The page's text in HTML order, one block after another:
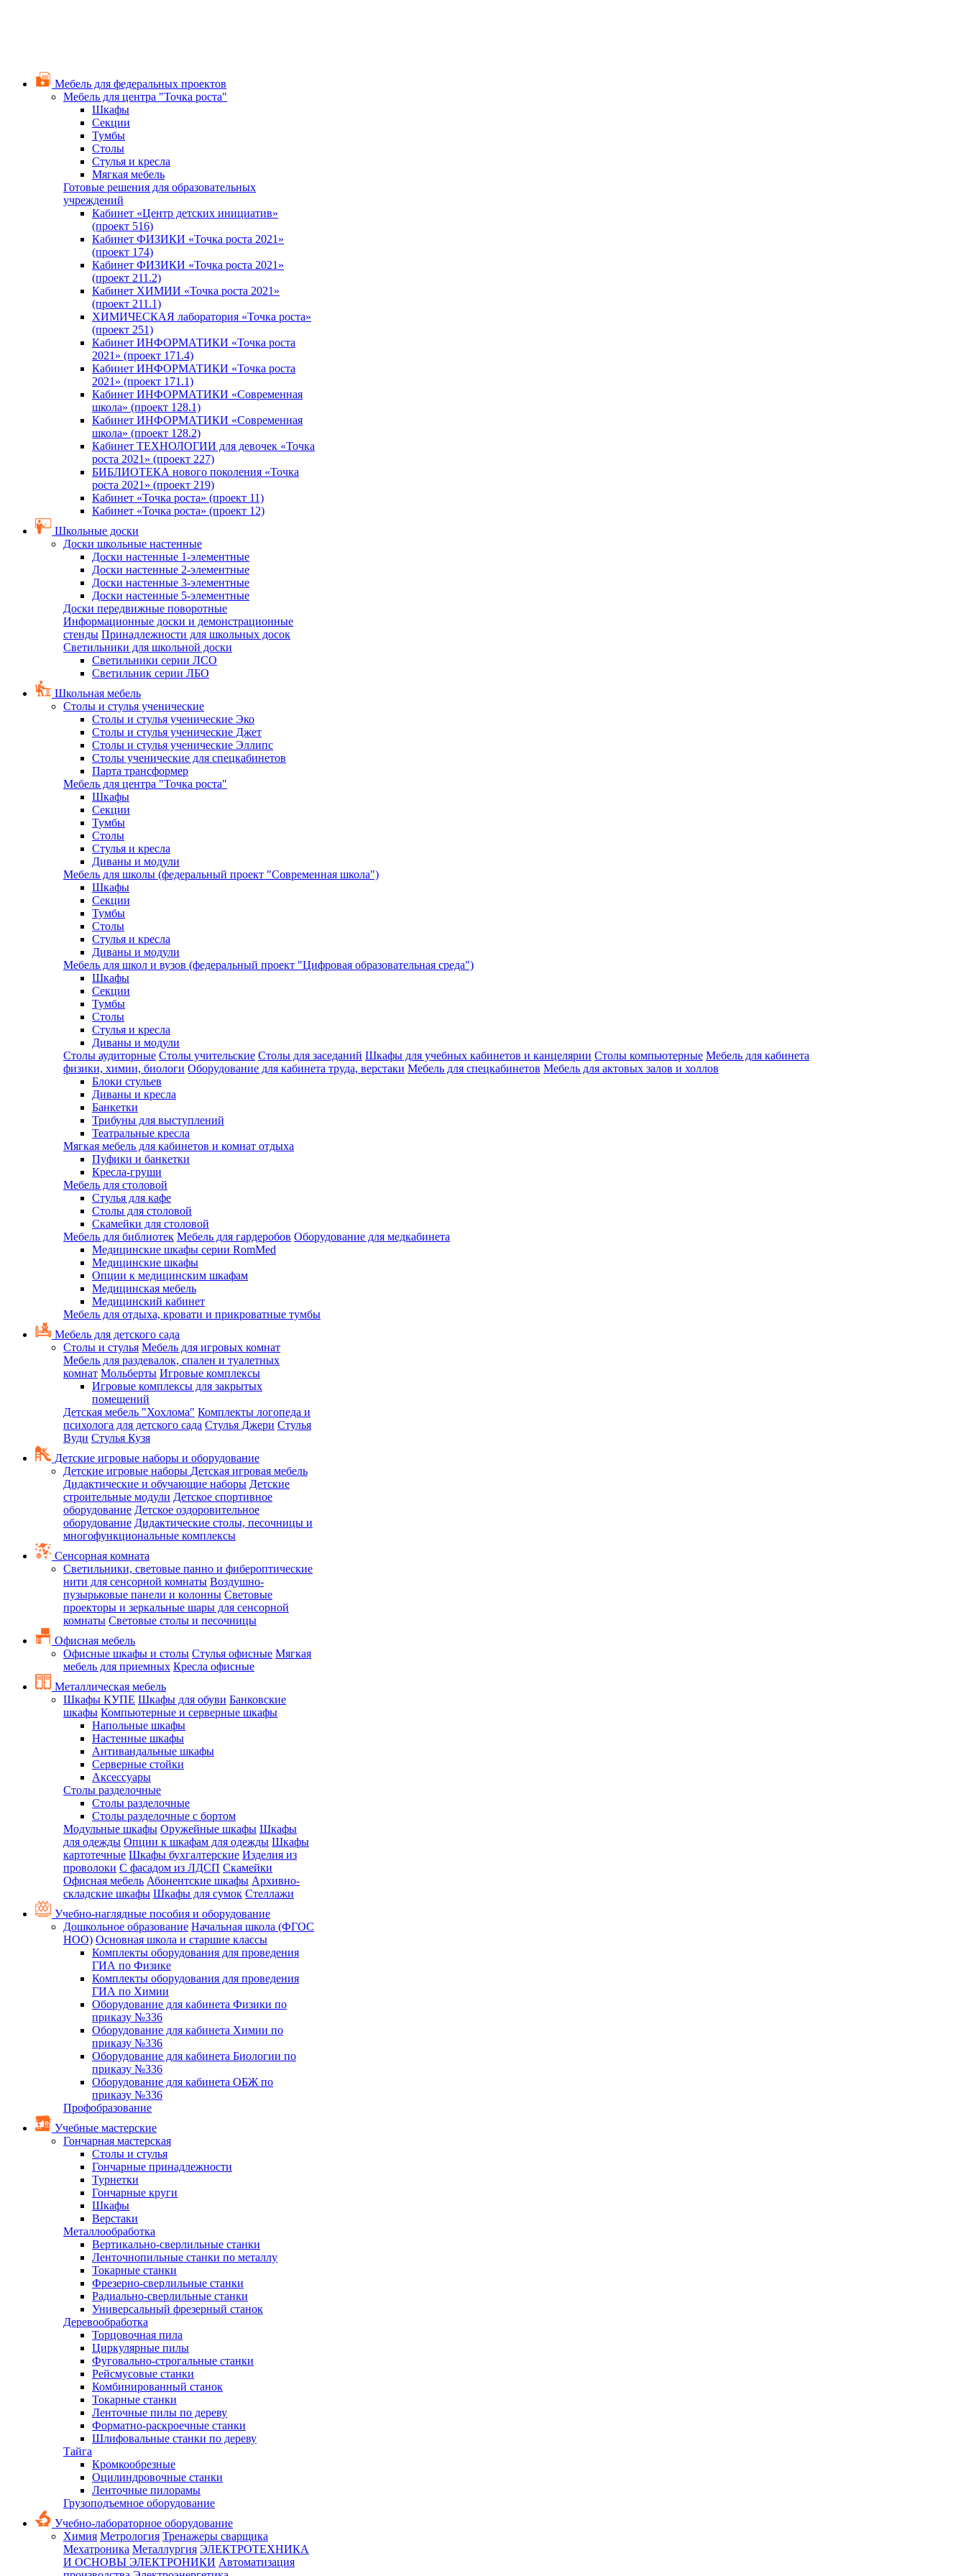
Мебель для федеральных проектов
Мебель для центра "Точка роста"
Шкафы
Секции
Тумбы
Столы
Стулья и кресла
Мягкая мебель
Готовые решения для образовательных
учреждений
Кабинет «Центр детских инициатив»
(проект 516)
Кабинет ФИЗИКИ «Точка роста 2021»
(проект 174)
Кабинет ФИЗИКИ «Точка роста 2021»
(проект 211.2)
Кабинет ХИМИИ «Точка роста 2021»
(проект 211.1)
ХИМИЧЕСКАЯ лаборатория «Точка роста»
(проект 251)
Кабинет ИНФОРМАТИКИ «Точка роста
2021» (проект 171.4)
Кабинет ИНФОРМАТИКИ «Точка роста
2021» (проект 171.1)
Кабинет ИНФОРМАТИКИ «Современная
школа» (проект 128.1)
Кабинет ИНФОРМАТИКИ «Современная
школа» (проект 128.2)
Кабинет ТЕХНОЛОГИИ для девочек «Точка
роста 2021» (проект 227)
БИБЛИОТЕКА нового поколения «Точка
роста 2021» (проект 219)
Кабинет «Точка роста» (проект 11)
Кабинет «Точка роста» (проект 12)
Школьные доски
Доски школьные настенные
Доски настенные 1-элементные
Доски настенные 2-элементные
Доски настенные 3-элементные
Доски настенные 5-элементные
Доски передвижные поворотные
Информационные доски и демонстрационные
стенды Принадлежности для школьных досок
Светильники для школьной доски
Светильники серии ЛСО
Светильник серии ЛБО
Школьная мебель
Столы и стулья ученические
Столы и стулья ученические Эко
Столы и стулья ученические Джет
Столы и стулья ученические Эллипс
Столы ученические для спецкабинетов
Парта трансформер
Мебель для центра "Точка роста"
Шкафы
Секции
Тумбы
Столы
Стулья и кресла
Диваны и модули
Мебель для школы (федеральный проект "Современная школа")
Шкафы
Секции
Тумбы
Столы
Стулья и кресла
Диваны и модули
Мебель для школ и вузов (федеральный проект "Цифровая образовательная среда")
Шкафы
Секции
Тумбы
Столы
Стулья и кресла
Диваны и модули
Столы аудиторные Столы учительские Столы для заседаний Шкафы для учебных кабинетов и канцелярии Столы компьютерные Мебель для кабинета
физики, химии, биологи Оборудование для кабинета труда, верстаки Мебель для спецкабинетов Мебель для актовых залов и холлов
Блоки стульев
Диваны и кресла
Банкетки
Трибуны для выступлений
Театральные кресла
Мягкая мебель для кабинетов и комнат отдыха
Пуфики и банкетки
Кресла-груши
Мебель для столовой
Cтулья для кафе
Cтолы для столовой
Скамейки для столовой
Мебель для библиотек Мебель для гардеробов Оборудование для медкабинета
Медицинские шкафы серии RomMed
Медицинские шкафы
Опции к медицинским шкафам
Медицинская мебель
Медицинский кабинет
Мебель для отдыха, кровати и прикроватные тумбы
Мебель для детского сада
Столы и стулья Мебель для игровых комнат
Мебель для раздевалок, спален и туалетных
комнат Мольберты Игровые комплексы
Игровые комплексы для закрытых
помещений
Детская мебель "Хохлома" Комплекты логопеда и
психолога для детского сада Стулья Джери Стулья
Вуди Стулья Кузя
Детские игровые наборы и оборудование
Детские игровые наборы Детская игровая мебель
Дидактические и обучающие наборы Детские
строительные модули Детское спортивное
оборудование Детское оздоровительное
оборудование Дидактические столы, песочницы и
многофункциональные комплексы
Сенсорная комната
Светильники, световые панно и фибероптические
нити для сенсорной комнаты Воздушно-
пузырьковые панели и колонны Световые
проекторы и зеркальные шары для сенсорной
комнаты Световые столы и песочницы
Офисная мебель
Офисные шкафы и столы Стулья офисные Мягкая
мебель для приемных Кресла офисные
Металлическая мебель
Шкафы КУПЕ Шкафы для обуви Банковские
шкафы Компьютерные и серверные шкафы
Напольные шкафы
Настенные шкафы
Антивандальные шкафы
Серверные стойки
Аксессуары
Столы разделочные
Столы разделочные
Столы разделочные с бортом
Модульные шкафы Оружейные шкафы Шкафы
для одежды Опции к шкафам для одежды Шкафы
картотечные Шкафы бухгалтерские Изделия из
проволоки С фасадом из ЛДСП Скамейки
Офисная мебель Абонентские шкафы Архивно-
складские шкафы Шкафы для сумок Стеллажи
Учебно-наглядные пособия и оборудование
Дошкольное образование Начальная школа (ФГОС
НОО) Основная школа и старшие классы
Комплекты оборудования для проведения
ГИА по Физике
Комплекты оборудования для проведения
ГИА по Химии
Оборудование для кабинета Физики по
приказу №336
Оборудование для кабинета Химии по
приказу №336
Оборудование для кабинета Биологии по
приказу №336
Оборудование для кабинета ОБЖ по
приказу №336
Профобразование
Учебные мастерские
Гончарная мастерская
Столы и стулья
Гончарные принадлежности
Турнетки
Гончарные круги
Шкафы
Верстаки
Металлообработка
Вертикально-сверлильные станки
Ленточнопильные станки по металлу
Токарные станки
Фрезерно-сверлильные станки
Радиально-сверлильные станки
Универсальный фрезерный станок
Деревообработка
Торцовочная пила
Циркулярные пилы
Фуговально-строгальные станки
Рейсмусовые станки
Комбинированный станок
Токарные станки
Ленточные пилы по дереву
Форматно-раскроечные станки
Шлифовальные станки по дереву
Тайга
Кромкообрезные
Оцилиндровочные станки
Ленточные пилорамы
Грузоподъемное оборудование
Учебно-лабораторное оборудование
Химия Метрология Тренажеры сварщика
Мехатроника Металлургия ЭЛЕКТРОТЕХНИКА
И ОСНОВЫ ЭЛЕКТРОНИКИ Автоматизация